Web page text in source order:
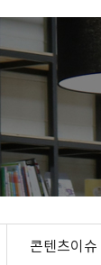
콘텐츠이슈